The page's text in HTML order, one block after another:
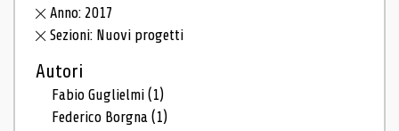
Anno: 2017
Sezioni: Nuovi progetti
Autori
Fabio Guglielmi(1)
Federico Borgna(1)